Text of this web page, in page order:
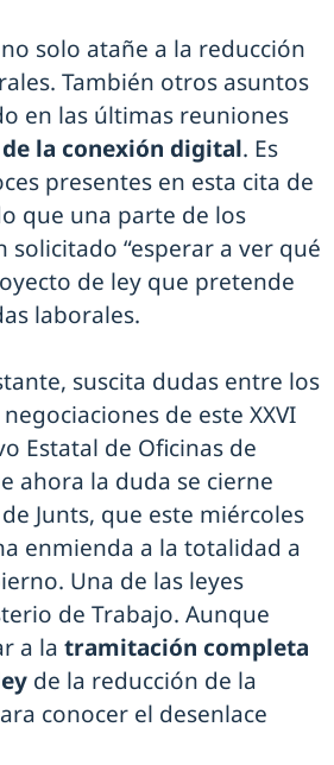
solo atañe a la reducción
También otros asuntos
en las últimas reuniones
la conexión digital. Es
presentes en esta cita de
que una parte de los
solicitado “esperar a ver qué
de ley que pretende
laborales.
suscita dudas entre los
de este XXVI
Estatal de Oficinas de
ahora la duda se cierne
Junts, que este miércoles
enmienda a la totalidad a
Una de las leyes
de Trabajo. Aunque
a la tramitación completa
de la reducción de la
conocer el desenlace